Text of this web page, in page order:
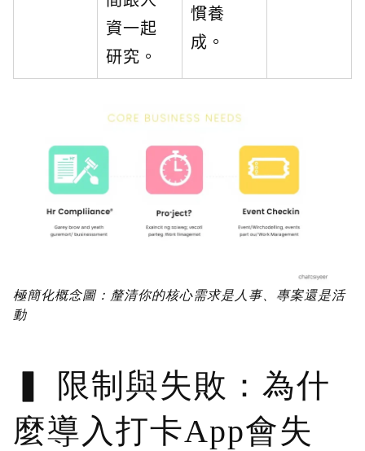
資一起
研究。
慣養
成。
極簡化概念圖：釐清你的核心需求是人事、專案還是活
動
限制與失敗：為什
麼導入打卡App會失